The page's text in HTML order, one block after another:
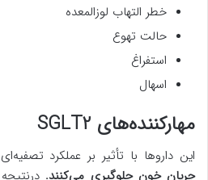
خطر التهاب لوزالمعده
حالت تهوع
استفراغ
اسهال
مهارکننده‌های SGLT2
این داروها با تأثیر بر عملکرد